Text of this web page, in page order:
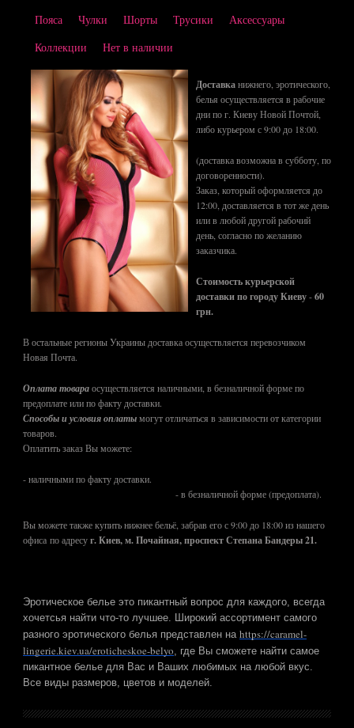
Пояса
Чулки Шорты Трусики
Аксессуары
Коллекции
Нет в наличии
Доставканижнего, эротического,
белья осуществляется в рабочие
дни по г. Киеву Новой Почтой,
либо курьером с 9:00 до 18:00.
(доставка возможна в субботу, по
договоренности).
Заказ, который оформляется до
12:00, доставляется в тот же день
или в любой другой рабочий
день, согласно по желанию
заказчика.
Стоимость курьерской
доставки по городу Киеву-60
грн.
В остальные регионы Украины доставка осуществляется перевозчиком
Новая Почта.
Оплата товараосуществляется наличными, в безналичной форме по
предоплате или по факту доставки.
Способы и условия оплатымогут отличаться в зависимости от категории
товаров.
Оплатить заказ Вы можете:
- наличными по факту доставки.
- в безналичной форме (предоплата).
Вы можете также купить нижнее бельё, забрав его с 9:00 до 18:00 из нашего
офиса по адресуг. Киев, м. Почайная, проспект Степана Бандеры 21.
Эротическое белье это пикантный вопрос для каждого, всегда
хочетсья найти что-то лучшее. Широкий ассортимент самого
разного эротического белья представлен на https://caramel-
lingerie.kiev.ua/eroticheskoe-belyo, где Вы сможете найти самое
пикантное белье для Вас и Ваших любимых на любой вкус.
Все виды размеров, цветов и моделей.